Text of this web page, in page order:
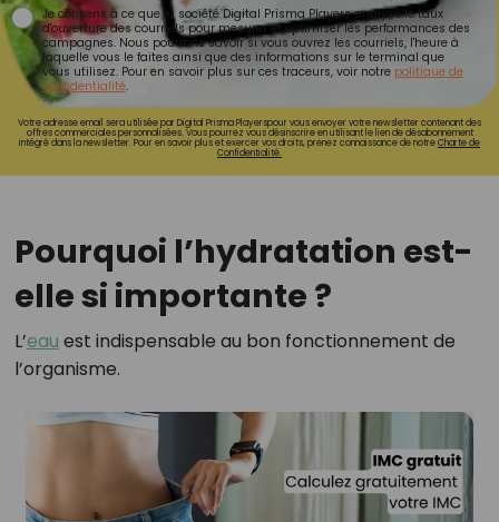
Je consens à ce que la société Digital Prisma Players analyse le taux
d'ouverture des courriels pour mesurer et optimiser les performances des
campagnes. Nous pourrons savoir si vous ouvrez les courriels, l'heure à
laquelle vous le faites ainsi que des informations sur le terminal que
vous utilisez. Pour en savoir plus sur ces traceurs, voir notre politique de
confidentialité.
Votre adresse email sera utilisée par Digital Prisma Playerspour vous envoyer votre newsletter contenant des
offres commerciales personnalisées. Vous pourrez vous désinscrire en utilisant le lien de désabonnement
intégré dans la newsletter. Pour en savoir plus et exercer vos droits, prenez connaissance de notreCharte de
Confidentialité.
Pourquoi l’hydratation est-
elle si importante ?
L’eau est indispensable au bon fonctionnement de
l’organisme.